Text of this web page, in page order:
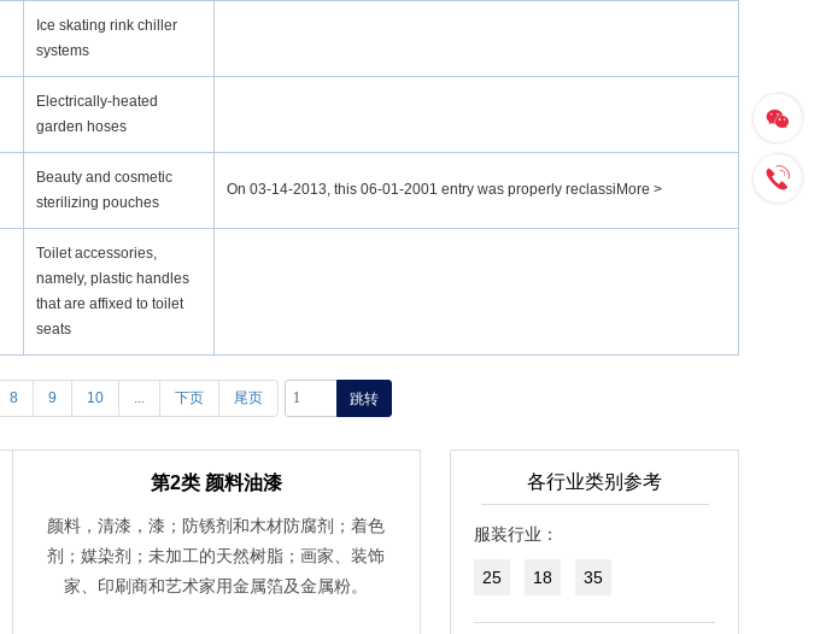
Ice skating rink chiller
systems
Electrically-heated
garden hoses
Beauty and cosmetic
sterilizing pouches
On 03-14-2013, this 06-01-2001 entry was properly reclassiMore >
Toilet accessories,
namely, plastic handles
that are affixed to toilet
seats
8 9 10 ... 下页 尾页 跳转
第2类 颜料油漆
颜料，清漆，漆；防锈剂和木材防腐剂；着色
剂；媒染剂；未加工的天然树脂；画家、装饰
家、印刷商和艺术家用金属箔及金属粉。
各行业类别参考
服装行业：
25 18 35